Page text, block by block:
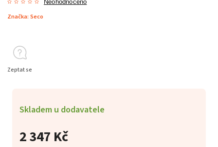
Neohodnoceno
Značka: Seco
2 347 Kč
Skladem u dodavatele
Zeptat se